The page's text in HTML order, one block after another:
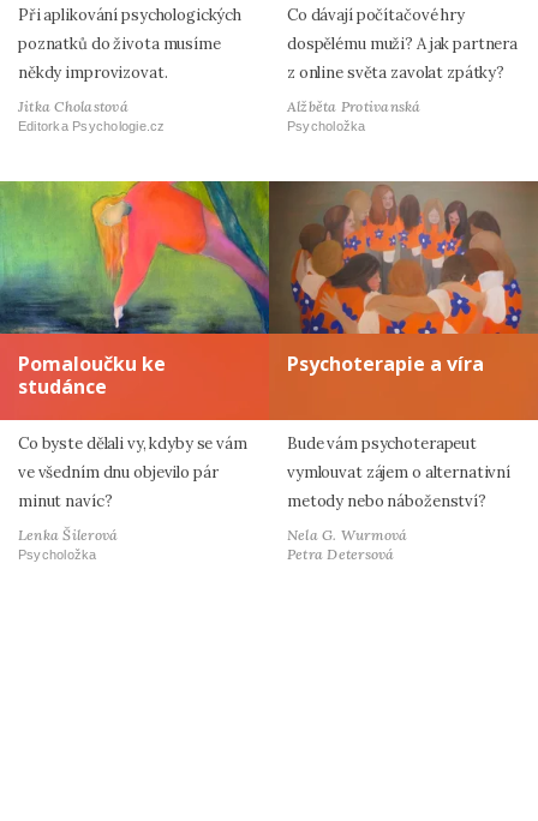
Při aplikování psychologických
poznatků do života musíme
někdy improvizovat.
Jitka Cholastová
Editorka Psychologie.cz
Co dávají počítačové hry
dospělému muži? A jak partnera
z online světa zavolat zpátky?
Alžběta Protivanská
Psycholožka
Pomaloučku ke
studánce
Co byste dělali vy, kdyby se vám
ve všedním dnu objevilo pár
minut navíc?
Lenka Šilerová
Psycholožka
Psychoterapie a víra
Bude vám psychoterapeut
vymlouvat zájem o alternativní
metody nebo náboženství?
Nela G. Wurmová
Petra Detersová